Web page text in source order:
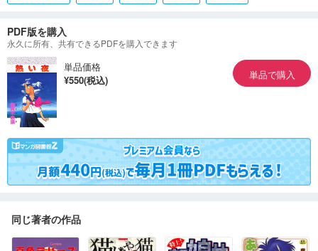
PDF版を購入
永久に所有、共有できるPDFを購入できます
単品価格
¥550(税込)
単品で購入
同じ著者の作品